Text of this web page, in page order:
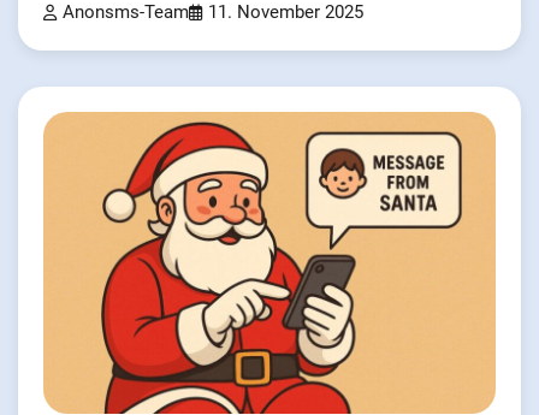
Anonsms-Team 11. November 2025